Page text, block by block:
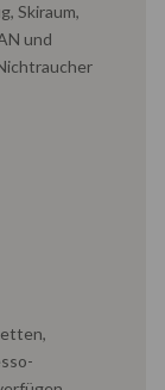
Skiraum,
und